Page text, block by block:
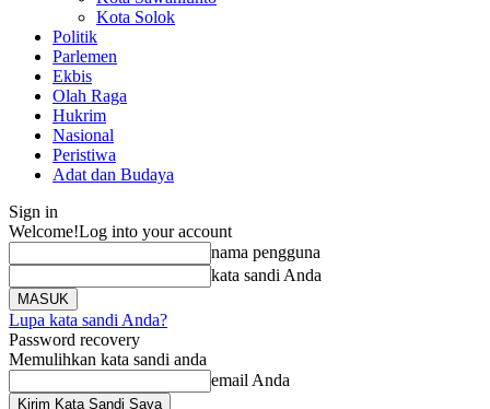
Kota Solok
Politik
Parlemen
Ekbis
Olah Raga
Hukrim
Nasional
Peristiwa
Adat dan Budaya
Sign in
Welcome!Log into your account
nama pengguna
kata sandi Anda
Lupa kata sandi Anda?
Password recovery
Memulihkan kata sandi anda
email Anda